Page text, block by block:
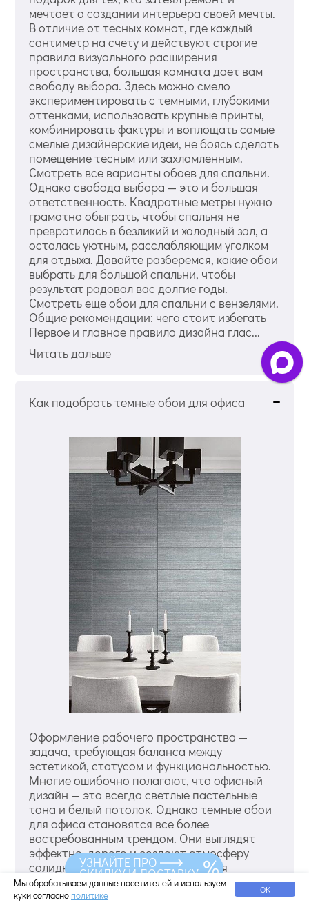
мечтает о создании интерьера своей мечты.
В отличие от тесных комнат, где каждый
сантиметр на счету и действуют строгие
правила визуального расширения
пространства, большая комната дает вам
свободу выбора. Здесь можно смело
экспериментировать с темными, глубокими
оттенками, использовать крупные принты,
комбинировать фактуры и воплощать самые
смелые дизайнерские идеи, не боясь сделать
помещение тесным или захламленным.
Смотреть все варианты обоев для спальни.
Однако свобода выбора — это и большая
ответственность. Квадратные метры нужно
грамотно обыграть, чтобы спальня не
превратилась в безликий и холодный зал, а
осталась уютным, расслабляющим уголком
для отдыха. Давайте разберемся, какие обои
выбрать для большой спальни, чтобы
результат радовал вас долгие годы.
Смотреть еще обои для спальни с вензелями.
Общие рекомендации: чего стоит избегать
Первое и главное правило дизайна глас...
Читать дальше
Как подобрать темные обои для офиса
Оформление рабочего пространства —
задача, требующая баланса между
эстетикой, статусом и функциональностью.
Многие ошибочно полагают, что офисный
дизайн — это всегда светлые пастельные
тона и белый потолок. Однако темные обои
для офиса становятся все более
востребованным трендом. Они выглядят
эффектно, дорого и создают атмосферу
солидности, которая так важна для
переговоров и работы руководящего
состава. Смотреть еще более 500 вариантов
Мы обрабатываем данные посетителей и используем
куки согласно политике ОК
УЗНАЙТЕ ПРО
СКИДКУ И ДОСТАВКУ